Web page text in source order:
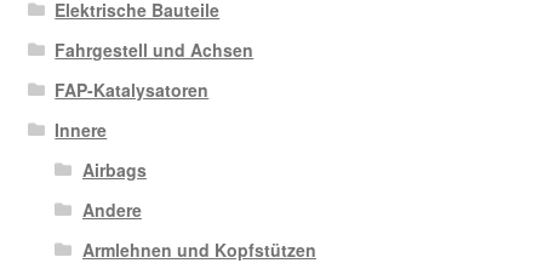
Elektrische Bauteile
Fahrgestell und Achsen
FAP-Katalysatoren
Innere
Airbags
Andere
Armlehnen und Kopfstützen